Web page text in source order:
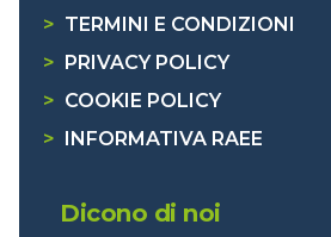
> TERMINI E CONDIZIONI
>
PRIVACY POLICY
> COOKIE POLICY
>
INFORMATIVA RAEE
Dicono di noi